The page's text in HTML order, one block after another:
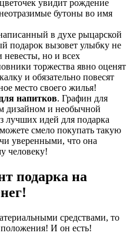
увидит рождение
бутоны во имя
в духе рыцарской
подарок вызовет улыбку не
невесты, но и всех
торжества явно оценят
и обязательно повесят
место своего жилья!
напитков. Графин для
дизайном и необычной
лучших идей для подарка
смело покупать такую
уверенными, что она
человеку!
подарка на
средствами, то
И он есть!